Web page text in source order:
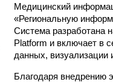
Медицинский
«Региональную
Система разработана
Platform и включает в
данных, визуализации
Благодаря внедрению